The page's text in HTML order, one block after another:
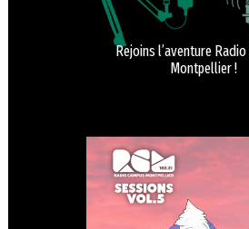
Rejoins l’aventure Radio
Montpellier !